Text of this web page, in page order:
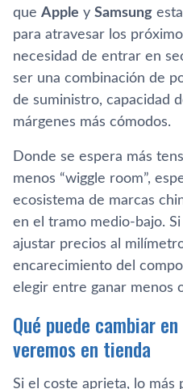
que Apple y Samsung
para atravesar los
necesidad de entrar en
ser una combinación de
de suministro, capacidad
márgenes más cómodos.
Donde se espera más
menos “wiggle room”,
ecosistema de marcas
en el tramo medio-bajo.
ajustar precios al
encarecimiento del
elegir entre ganar menos
Qué puede cambiar
veremos en tienda
Si el coste aprieta, lo más